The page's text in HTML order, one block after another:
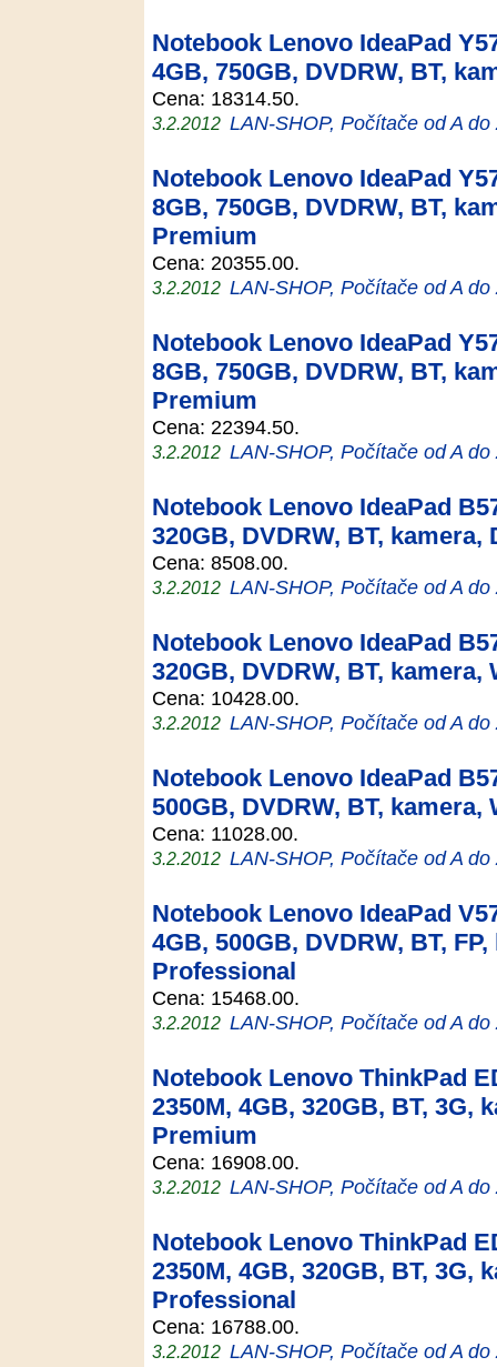
Notebook Lenovo IdeaPad
4GB, 750GB, DVDRW, BT,
Cena: 18314.50.
3.2.2012 LAN-SHOP, Počítače od A do
Notebook Lenovo IdeaPad
8GB, 750GB, DVDRW, BT,
Premium
Cena: 20355.00.
3.2.2012 LAN-SHOP, Počítače od A do
Notebook Lenovo IdeaPad
8GB, 750GB, DVDRW, BT,
Premium
Cena: 22394.50.
3.2.2012 LAN-SHOP, Počítače od A do
Notebook Lenovo IdeaPad
320GB, DVDRW, BT, kamera,
Cena: 8508.00.
3.2.2012 LAN-SHOP, Počítače od A do
Notebook Lenovo IdeaPad
320GB, DVDRW, BT,
Cena: 10428.00.
3.2.2012 LAN-SHOP, Počítače od A do
Notebook Lenovo IdeaPad
500GB, DVDRW, BT,
Cena: 11028.00.
3.2.2012 LAN-SHOP, Počítače od A do
Notebook Lenovo IdeaPad
4GB, 500GB, DVDRW, BT,
Professional
Cena: 15468.00.
3.2.2012 LAN-SHOP, Počítače od A do
Notebook Lenovo ThinkPad
2350M, 4GB, 320GB, BT, 3G,
Premium
Cena: 16908.00.
3.2.2012 LAN-SHOP, Počítače od A do
Notebook Lenovo ThinkPad
2350M, 4GB, 320GB, BT, 3G,
Professional
Cena: 16788.00.
3.2.2012 LAN-SHOP, Počítače od A do